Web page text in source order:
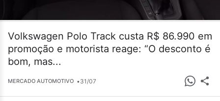
Volkswagen Polo Track custa R$ 86.990 em
promoção e motorista reage: “O desconto é
bom, mas...
MERCADO AUTOMOTIVO •31/07